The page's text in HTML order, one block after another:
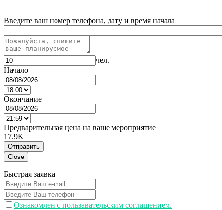
Введите ваш номер телефона, дату и время начала
чел.
Начало
Окончание
Предварительная цена на ваше мероприятие
17.9K
Отправить
Close
Быстрая заявка
Ознакомлен с пользавательским соглашением.